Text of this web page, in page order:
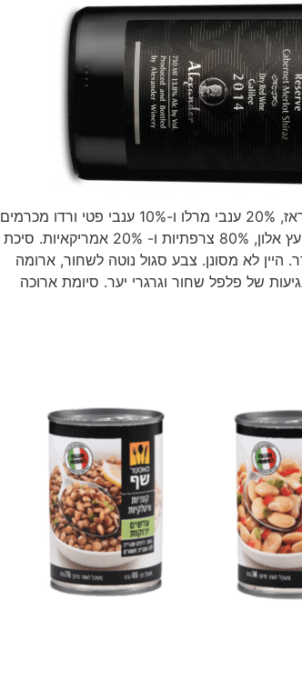
עשוי 40% ענבי קברנה סוביניון, 30% ענבי שיראז, 20% ענבי מרלו ו-10% ענבי פטי ורדו מכרמים
באזור כרם בן זמרה וכפר שמאי שבגליל העליון. היין התבגר 24 חודשים בחביות עץ אלון, 80% צרפתיות ו- 20% אמריקאיות. סיכת
היין לא מסונן. צבע סגול נוטה לשחור, ארומה
של פלפל שחור וגרגרי יער. סיומת ארוכה